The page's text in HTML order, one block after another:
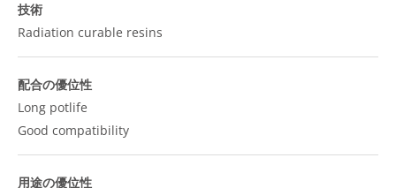
技術
Radiation curable resins
配合の優位性
Long potlife
Good compatibility
用途の優位性